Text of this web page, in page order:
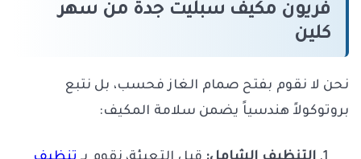
فريون مكيف سبليت جدة من سهر
كلين
نحن لا نقوم بفتح صمام الغاز فحسب، بل نتبع
بروتوكولاً هندسياً يضمن سلامة المكيف: